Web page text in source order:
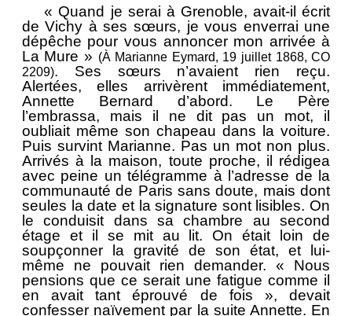
« Quand je serai à Grenoble, avait-il écrit
de Vichy à ses sœurs, je vous enverrai une
dépêche pour vous annoncer mon arrivée à
La Mure » (À Marianne Eymard, 19 juillet 1868, CO
2209). Ses sœurs n’avaient rien reçu.
Alertées, elles arrivèrent immédiatement,
Annette Bernard d’abord. Le Père
l’embrassa, mais il ne dit pas un mot, il
oubliait même son chapeau dans la voiture.
Puis survint Marianne. Pas un mot non plus.
Arrivés à la maison, toute proche, il rédigea
avec peine un télégramme à l’adresse de la
communauté de Paris sans doute, mais dont
seules la date et la signature sont lisibles. On
le conduisit dans sa chambre au second
étage et il se mit au lit. On était loin de
soupçonner la gravité de son état, et lui-
même ne pouvait rien demander. « Nous
pensions que ce serait une fatigue comme il
en avait tant éprouvé de fois », devait
confesser naïvement par la suite Annette. En